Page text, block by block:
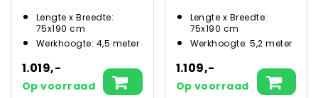
Lengte x Breedte:
75x190 cm
Werkhoogte: 4,5 meter
1.019,-
Op voorraad
Lengte x Breedte:
75x190 cm
Werkhoogte: 5,2 meter
1.109,-
Op voorraad